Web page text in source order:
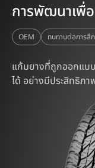
การพัฒนาเพื่
OEM ทนทานต่อการสึ
แก้มยางที่ถูกออกแบ
ได้ อย่างมีประสิทธิภ